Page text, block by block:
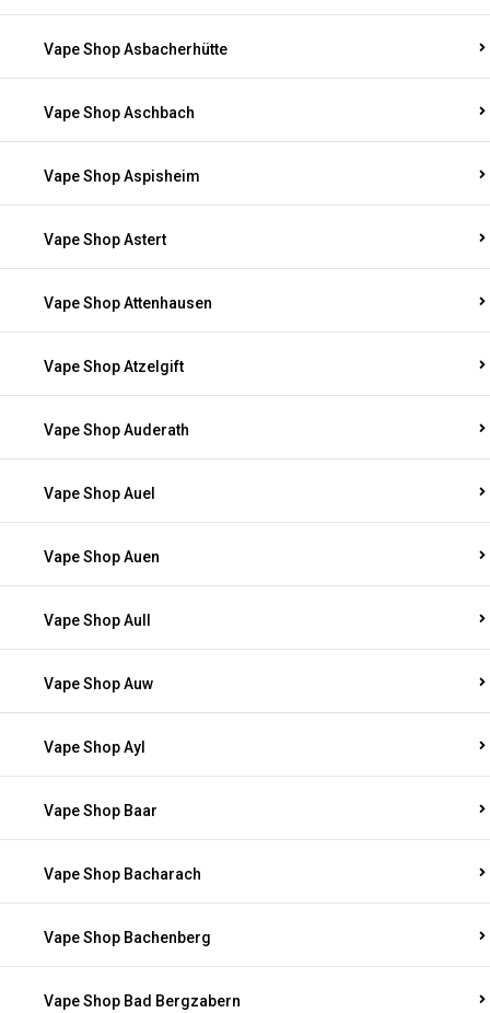
Vape Shop Asbacherhütte
Vape Shop Aschbach
Vape Shop Aspisheim
Vape Shop Astert
Vape Shop Attenhausen
Vape Shop Atzelgift
Vape Shop Auderath
Vape Shop Auel
Vape Shop Auen
Vape Shop Aull
Vape Shop Auw
Vape Shop Ayl
Vape Shop Baar
Vape Shop Bacharach
Vape Shop Bachenberg
Vape Shop Bad Bergzabern